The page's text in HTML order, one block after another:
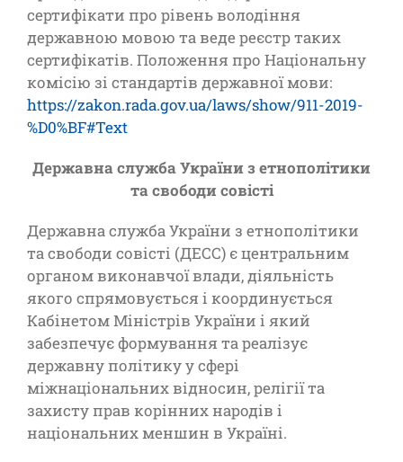
сертифікати про рівень володіння
державною мовою та веде реєстр таких
сертифікатів. Положення про Національну
комісію зі стандартів державної мови:
https://zakon.rada.gov.ua/laws/show/911-2019-
%D0%BF#Text
Державна служба України з етнополітики
та свободи совісті
Державна служба України з етнополітики
та свободи совісті (ДЕСС) є центральним
органом виконавчої влади, діяльність
якого спрямовується і координується
Кабінетом Міністрів України і який
забезпечує формування та реалізує
державну політику у сфері
міжнаціональних відносин, релігії та
захисту прав корінних народів і
національних меншин в Україні.